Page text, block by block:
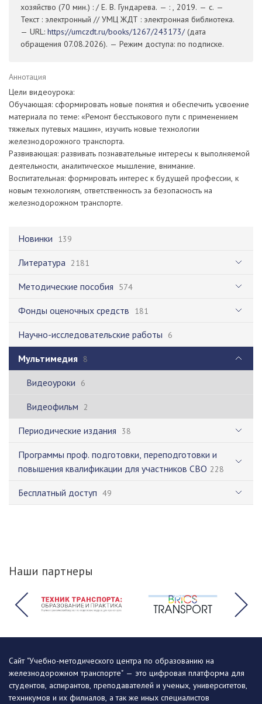
Новинки 139
Литература 2181
Методические пособия 574
Фонды оценочных средств 181
Научно-исследовательские работы 6
Мультимедия 8
Видеоуроки 6
Видеофильм 2
Периодические издания 38
Программы проф. подготовки, переподготовки и
повышения квалификации для участников СВО 228
Бесплатный доступ 49
хозяйство (70 мин.) : / Е. В. Гундарева. — : , 2019. — с. —
Текст : электронный // УМЦ ЖДТ : электронная библиотека.
— URL: https://umczdt.ru/books/1267/243173/(дата
обращения 07.08.2026). — Режим доступа: по подписке.
Аннотация
Цели видеоурока:
Обучающая: сформировать новые понятия и обеспечить усвоение
материала по теме: «Ремонт бесстыкового пути с применением
тяжелых путевых машин», изучить новые технологии
железнодорожного транспорта.
Развивающая: развивать познавательные интересы к выполняемой
деятельности, аналитическое мышление, внимание.
Воспитательная: формировать интерес к будущей профессии, к
новым технологиям, ответственность за безопасность на
железнодорожном транспорте.
Наши партнеры
Сайт "Учебно-методического центра по образованию на
железнодорожном транспорте" — это цифровая платформа для
студентов, аспирантов, преподавателей и ученых, университетов,
техникумов и их филиалов, а так же иных специалистов